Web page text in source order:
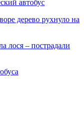
автобус
дерево рухнуло на
лося – пострадали